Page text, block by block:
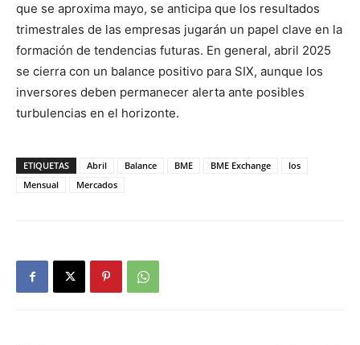
que se aproxima mayo, se anticipa que los resultados
trimestrales de las empresas jugarán un papel clave en la
formación de tendencias futuras. En general, abril 2025
se cierra con un balance positivo para SIX, aunque los
inversores deben permanecer alerta ante posibles
turbulencias en el horizonte.
ETIQUETAS Abril Balance BME BME Exchange
los
Mensual
Mercados